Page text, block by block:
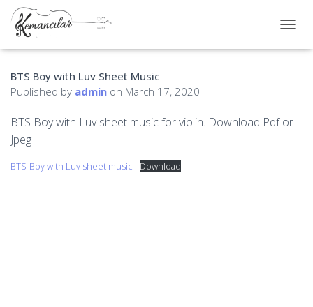
BTS Boy with Luv Sheet Music
Published by admin on March 17, 2020
BTS Boy with Luv sheet music for violin. Download Pdf or
Jpeg
BTS-Boy with Luv sheet music Download